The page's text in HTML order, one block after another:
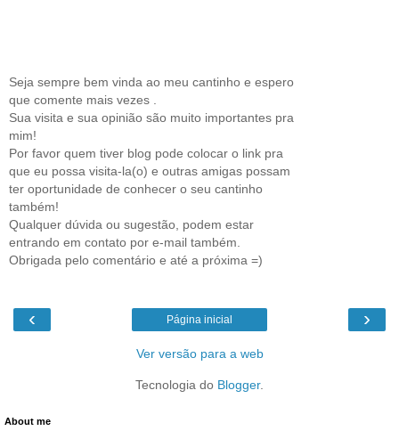
Seja sempre bem vinda ao meu cantinho e espero
que comente mais vezes .
Sua visita e sua opinião são muito importantes pra
mim!
Por favor quem tiver blog pode colocar o link pra
que eu possa visita-la(o) e outras amigas possam
ter oportunidade de conhecer o seu cantinho
também!
Qualquer dúvida ou sugestão, podem estar
entrando em contato por e-mail também.
Obrigada pelo comentário e até a próxima =)
‹ ›
Página inicial
Ver versão para a web
Tecnologia do Blogger.
About me